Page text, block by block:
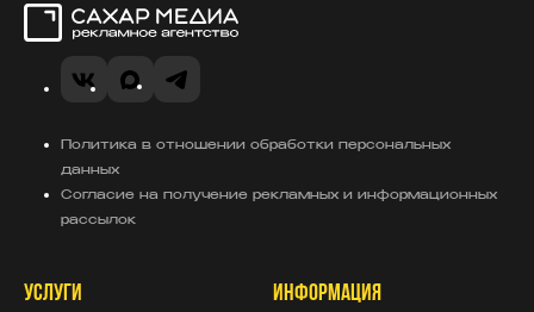
VK MAXTelegram
Политика в отношении обработки персональных
данных
Согласие на получение рекламных и информационных
рассылок
УСЛУГИ ИНФОРМАЦИЯ